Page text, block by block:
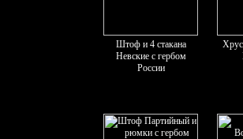
Штоф и 4 стакана
Невские с гербом
России